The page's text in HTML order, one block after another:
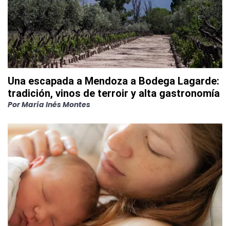
Una escapada a Mendoza a Bodega Lagarde:
tradición, vinos de terroir y alta gastronomía
PorMaría Inés Montes